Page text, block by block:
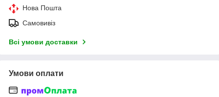
Нова Пошта
Самовивіз
Всі умови доставки
Умови оплати